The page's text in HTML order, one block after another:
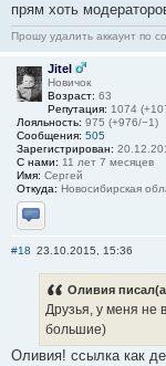
прям хоть
Прошу удалить аккаунт по
Jitel
Новичок
Возраст: 63
Репутация: 1074
Лояльность: 975 (+976/−1)
Сообщения: 505
Зарегистрирован:
С нами: 11 лет 7 месяцев
Имя: Сергей
Откуда: Новосибирская
Отправить
#18 23.10.2015, 15:36
Оливия
Друзья, у меня не
большие)
Оливия! ссылка как